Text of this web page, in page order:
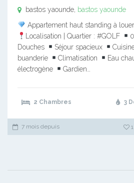
bastos yaounde, bastos yaounde
Appartement haut standing à
Localisation | Quartier : #GOLF
Douches
Séjour spacieux
buanderie
Climatisation Eau
électrogène
Gardien…
2 Chambres 3
7 mois depuis 1